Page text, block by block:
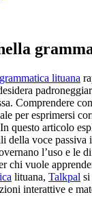
grammatica lituana
Comprendere
per esprimersi
questo articolo
della voce passiva
l’uso e le
chi vuole
lituana, Talkpal si
interattive e